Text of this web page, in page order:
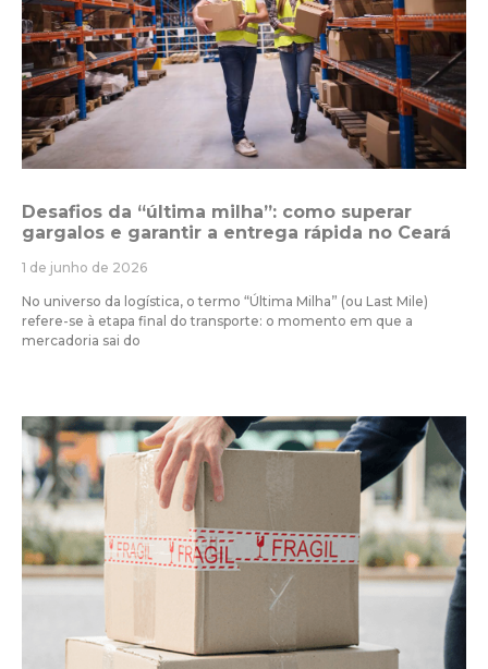
Desafios da “última milha”: como superar
gargalos e garantir a entrega rápida no Ceará
1 de junho de 2026
No universo da logística, o termo “Última Milha” (ou Last Mile)
refere-se à etapa final do transporte: o momento em que a
mercadoria sai do